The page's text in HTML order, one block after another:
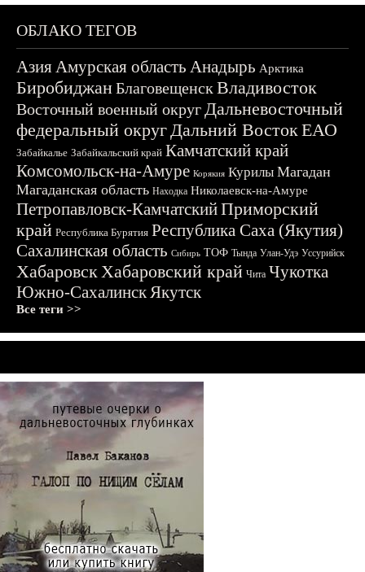
ОБЛАКО ТЕГОВ
АзияАмурская область Анадырь Арктика
БиробиджанБлаговещенскВладивосток
Восточный военный округДальневосточный
федеральный округДальний ВостокЕАО
Забайкалье Забайкальский край Камчатский край
Комсомольск-на-Амуре Корякия Курилы Магадан
Магаданская область Находка Николаевск-на-Амуре
Петропавловск-КамчатскийПриморский
край Республика Бурятия Республика Саха (Якутия)
Сахалинская область Сибирь ТОФ Тында Улан-Удэ Уссурийск
ХабаровскХабаровский край Чита Чукотка
Южно-СахалинскЯкутск
Все теги >>